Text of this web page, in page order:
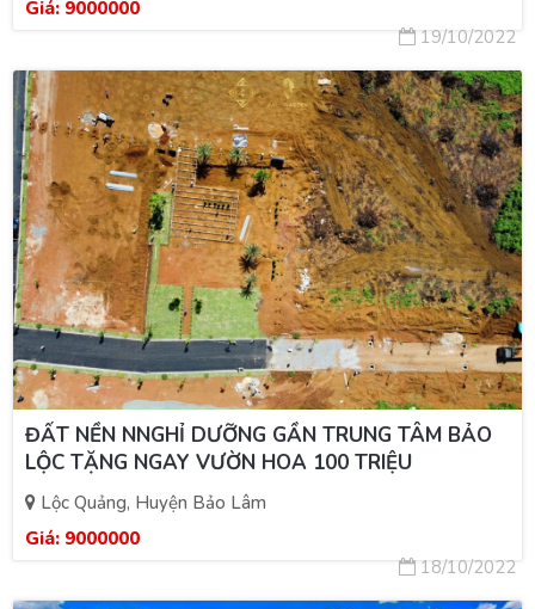
Giá: 9000000
19/10/2022
ĐẤT NỀN NNGHỈ DƯỠNG GẦN TRUNG TÂM BẢO
LỘC TẶNG NGAY VƯỜN HOA 100 TRIỆU
Lộc Quảng, Huyện Bảo Lâm
Giá: 9000000
18/10/2022